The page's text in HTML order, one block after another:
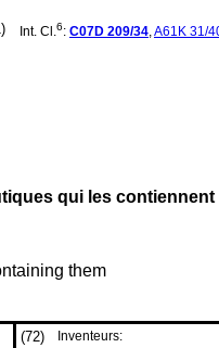
Int. Cl.6: C07D 209/34,A61K 31/
qui les contiennent
them
(72)
Inventeurs: